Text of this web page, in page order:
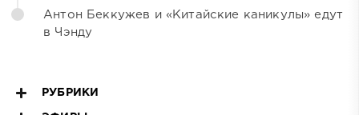
Антон Беккужев и «Китайские каникулы» едут
в Чэнду
РУБРИКИ